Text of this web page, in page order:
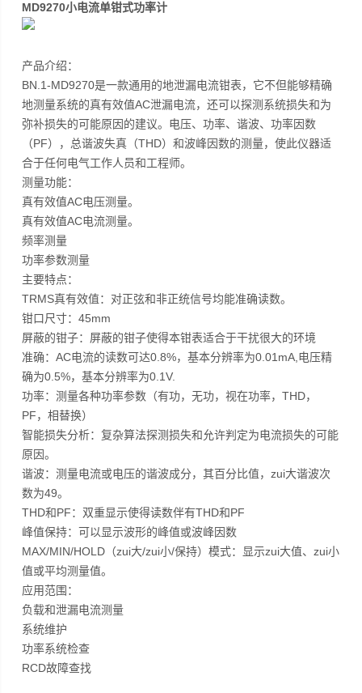
MD9270小电流单钳式功率计
产品介绍：
BN.1-MD9270是一款通用的地泄漏电流钳表，它不但能够精确
地测量系统的真有效值AC泄漏电流，还可以探测系统损失和为
弥补损失的可能原因的建议。电压、功率、谐波、功率因数
（PF），总谐波失真（THD）和波峰因数的测量，使此仪器适
合于任何电气工作人员和工程师。
测量功能：
真有效值AC电压测量。
真有效值AC电流测量。
频率测量
功率参数测量
主要特点：
TRMS真有效值：对正弦和非正统信号均能准确读数。
钳口尺寸：45mm
屏蔽的钳子：屏蔽的钳子使得本钳表适合于干扰很大的环境
准确：AC电流的读数可达0.8%，基本分辨率为0.01mA,电压精
确为0.5%，基本分辨率为0.1V.
功率：测量各种功率参数（有功，无功，视在功率，THD，
PF，相替换）
智能损失分析：复杂算法探测损失和允许判定为电流损失的可能
原因。
谐波：测量电流或电压的谐波成分，其百分比值，zui大谐波次
数为49。
THD和PF：双重显示使得读数伴有THD和PF
峰值保持：可以显示波形的峰值或波峰因数
MAX/MIN/HOLD（zui大/zui小/保持）模式：显示zui大值、zui小
值或平均测量值。
应用范围：
负载和泄漏电流测量
系统维护
功率系统检查
RCD故障查找